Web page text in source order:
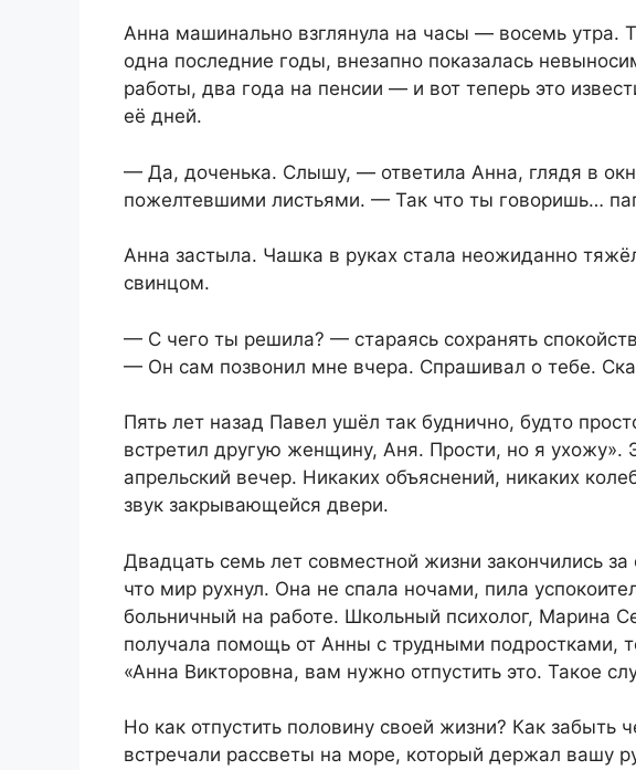
Анна машинально взглянула на часы — восемь утра.
одна последние годы, внезапно показалась
работы, два года на пенсии — и вот теперь это
её дней.
— Да, доченька. Слышу, — ответила Анна, глядя в
пожелтевшими листьями. — Так что ты говоришь…
Анна застыла. Чашка в руках стала неожиданно
свинцом.
— С чего ты решила? — стараясь сохранять
— Он сам позвонил мне вчера. Спрашивал о тебе.
Пять лет назад Павел ушёл так буднично, будто
встретил другую женщину, Аня. Прости, но я ухожу».
апрельский вечер. Никаких объяснений, никаких
звук закрывающейся двери.
Двадцать семь лет совместной жизни закончились за
что мир рухнул. Она не спала ночами, пила
больничный на работе. Школьный психолог, Марина
получала помощь от Анны с трудными подростками,
«Анна Викторовна, вам нужно отпустить это. Такое
Но как отпустить половину своей жизни? Как забыть
встречали рассветы на море, который держал вашу